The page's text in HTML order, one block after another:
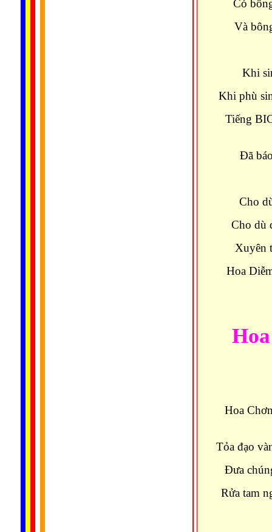
Có
Và
Khi
Khi phù
Tiếng
Ðã
Cho
Cho dù
Xuyên
Hoa
Hoa
Tỏa đạo
Ðưa
Rửa tam